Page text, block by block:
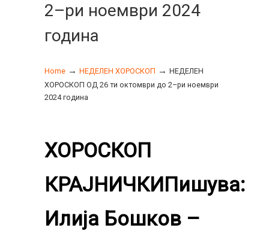
2–ри ноември 2024
година
Home → НЕДЕЛЕН ХОРОСКОП → НЕДЕЛЕН
ХОРОСКОП ОД 26 ти октомври до 2–ри ноември
2024 година
ХОРОСКОП
КРАЈНИЧКИПишува:
Илија Бошков –